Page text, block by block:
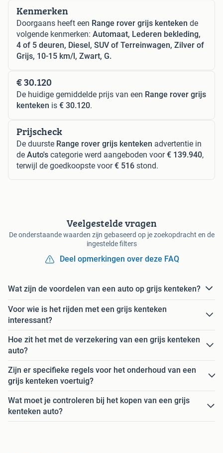
Kenmerken
Doorgaans heeft een Range rover grijs kenteken de
volgende kenmerken: Automaat, Lederen bekleding,
4 of 5 deuren, Diesel, SUV of Terreinwagen, Zilver of
Grijs, 10-15 km/l, Zwart, G.
€ 30.120
De huidige gemiddelde prijs van een Range rover grijs
kenteken is € 30.120.
Prijscheck
De duurste Range rover grijs kenteken advertentie in
de Auto's categorie werd aangeboden voor€ 139.940,
terwijl de goedkoopste voor€ 516 stond.
Veelgestelde vragen
De onderstaande waarden zijn gebaseerd op je zoekopdracht en de
ingestelde filters
Deel opmerkingen over deze FAQ
Wat zijn de voordelen van een auto op grijs kenteken?
Voor wie is het rijden met een grijs kenteken
interessant?
Hoe zit het met de verzekering van een grijs kenteken
auto?
Zijn er specifieke regels voor het onderhoud van een
grijs kenteken voertuig?
Wat moet je controleren bij het kopen van een grijs
kenteken auto?